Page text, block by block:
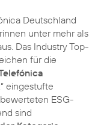
Deutschland
unter mehr als
Das Industry Top-
für die
eingestufte
ESG-
sind